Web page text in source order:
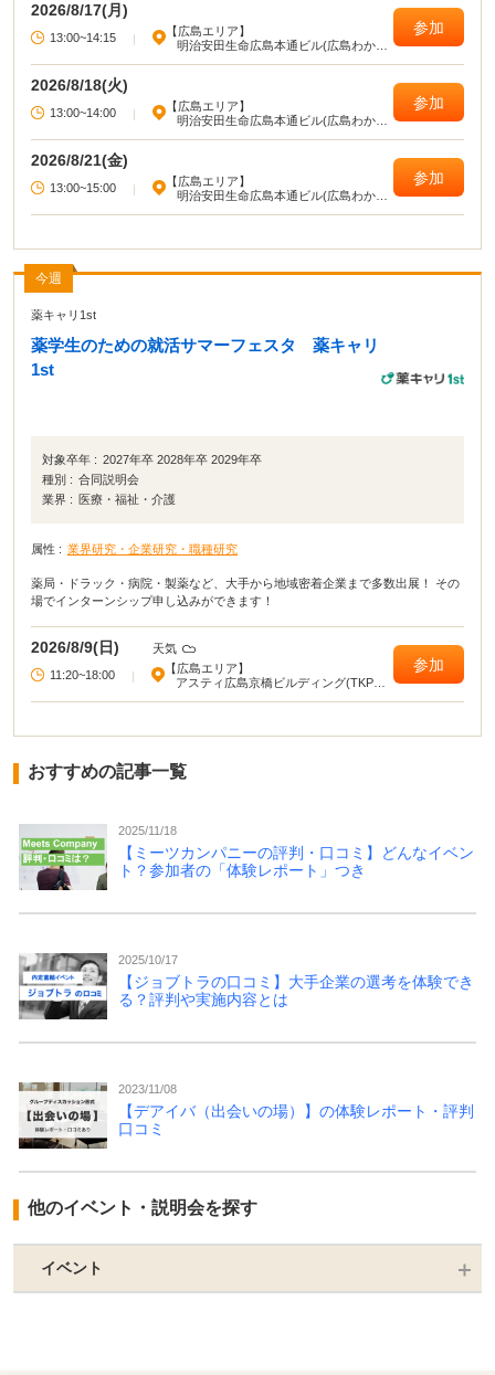
2026/8/17(月)
13:00~14:15 |
【広島エリア】
明治安田生命広島本通ビル(広島わかも
参加
2026/8/18(火)
13:00~14:00 |
【広島エリア】
明治安田生命広島本通ビル(広島わかも
参加
2026/8/21(金)
13:00~15:00 |
【広島エリア】
明治安田生命広島本通ビル(広島わかも
参加
今週
薬キャリ1st
薬学生のための就活サマーフェスタ 薬キャリ
1st
対象卒年 : 2027年卒 2028年卒 2029年卒
種別 : 合同説明会
業界 :
医療・福祉・介護
属性 : 業界研究・企業研究・職種研究
薬局・ドラック・病院・製薬など、大手から地域密着企業まで多数出展！ その
場でインターンシップ申し込みができます！
2026/8/9(日)
天気
11:20~18:00
|
【広島エリア】
アスティ広島京橋ビルディング(TKPガ
参加
おすすめの記事一覧
2025/11/18
【ミーツカンパニーの評判・口コミ】どんなイベン
ト？参加者の「体験レポート」つき
2025/10/17
【ジョブトラの口コミ】大手企業の選考を体験でき
る？評判や実施内容とは
2023/11/08
【デアイバ（出会いの場）】の体験レポート・評判
口コミ
他のイベント・説明会を探す
イベント